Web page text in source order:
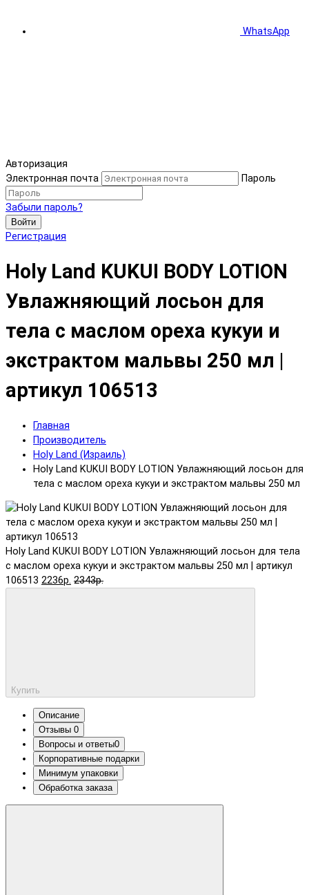
WhatsApp
Авторизация
Электронная почта
Пароль
Забыли пароль?
Войти
Регистрация
Holy Land KUKUI BODY LOTION
Увлажняющий лосьон для
тела с маслом ореха кукуи и
экстрактом мальвы 250 мл |
артикул 106513
Главная
Производитель
Holy Land (Израиль)
Holy Land KUKUI BODY LOTION Увлажняющий лосьон для
тела с маслом ореха кукуи и экстрактом мальвы 250 мл
Holy Land KUKUI BODY LOTION Увлажняющий лосьон для тела
с маслом ореха кукуи и экстрактом мальвы 250 мл | артикул
106513 2236р. 2343р.
Купить
Описание
Отзывы 0
Вопросы и ответы0
Корпоративные подарки
Минимум упаковки
Обработка заказа